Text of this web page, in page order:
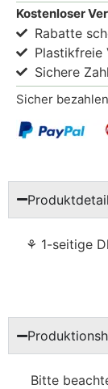
Kostenloser
Rabatte
Plastikfreie
Sichere
Sicher
⚘ 1-seitige
Bitte